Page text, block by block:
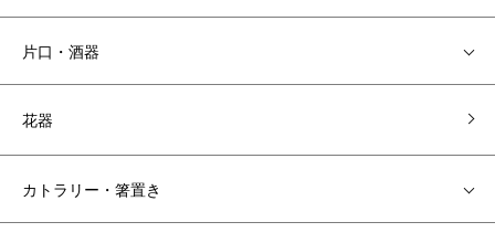
片口・酒器
花器
カトラリー・箸置き